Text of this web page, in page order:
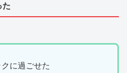
た
に過ごせた